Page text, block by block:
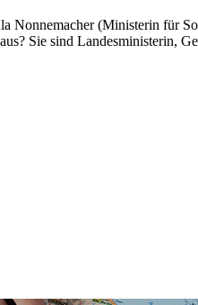
(Ministerin für
Sie sind Landesministerin,